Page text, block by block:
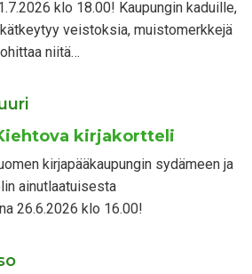
klo 18.00! Kaupungin kaduille,
veistoksia, muistomerkkejä
niitä…
kirjakortteli
kirjapääkaupungin sydämeen ja
ainutlaatuisesta
26.6.2026 klo 16.00!